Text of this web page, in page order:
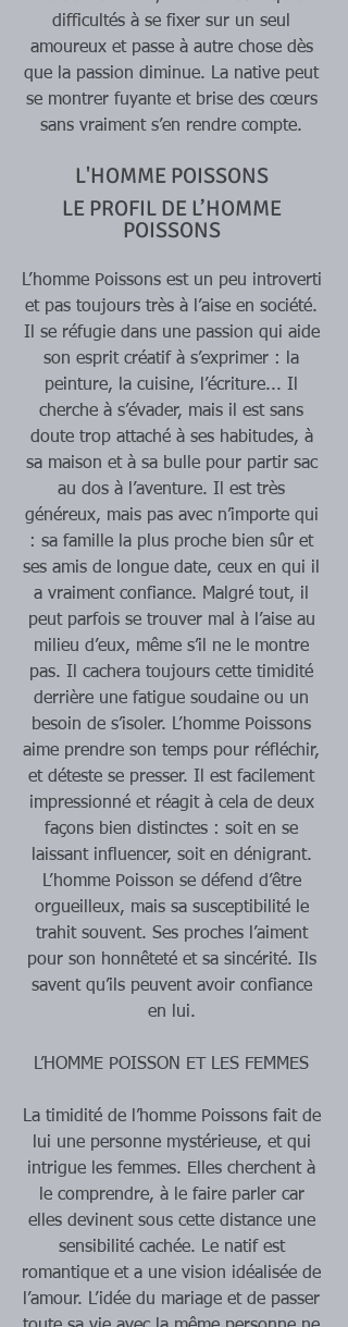
difficultés à se fixer sur un seul
amoureux et passe à autre chose dès
que la passion diminue. La native peut
se montrer fuyante et brise des cœurs
sans vraiment s’en rendre compte.
L'HOMME POISSONS
LE PROFIL DE L’HOMME
POISSONS
L’homme Poissons est un peu introverti
et pas toujours très à l’aise en société.
Il se réfugie dans une passion qui aide
son esprit créatif à s’exprimer : la
peinture, la cuisine, l’écriture... Il
cherche à s’évader, mais il est sans
doute trop attaché à ses habitudes, à
sa maison et à sa bulle pour partir sac
au dos à l’aventure. Il est très
généreux, mais pas avec n’importe qui
: sa famille la plus proche bien sûr et
ses amis de longue date, ceux en qui il
a vraiment confiance. Malgré tout, il
peut parfois se trouver mal à l’aise au
milieu d’eux, même s’il ne le montre
pas. Il cachera toujours cette timidité
derrière une fatigue soudaine ou un
besoin de s’isoler. L’homme Poissons
aime prendre son temps pour réfléchir,
et déteste se presser. Il est facilement
impressionné et réagit à cela de deux
façons bien distinctes : soit en se
laissant influencer, soit en dénigrant.
L’homme Poisson se défend d’être
orgueilleux, mais sa susceptibilité le
trahit souvent. Ses proches l’aiment
pour son honnêteté et sa sincérité. Ils
savent qu’ils peuvent avoir confiance
en lui.
L’HOMME POISSON ET LES FEMMES
La timidité de l’homme Poissons fait de
lui une personne mystérieuse, et qui
intrigue les femmes. Elles cherchent à
le comprendre, à le faire parler car
elles devinent sous cette distance une
sensibilité cachée. Le natif est
romantique et a une vision idéalisée de
l’amour. L’idée du mariage et de passer